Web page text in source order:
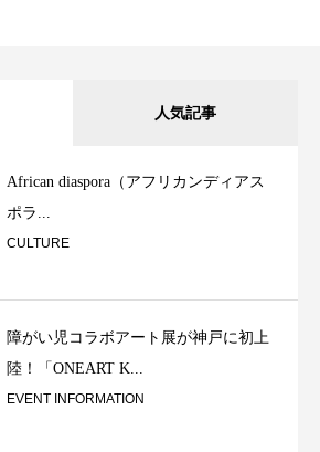
人気記事
African diaspora（アフリカンディアス
ポラ...
CULTURE
障がい児コラボアート展が神戸に初上
陸！「ONEART K...
EVENT INFORMATION